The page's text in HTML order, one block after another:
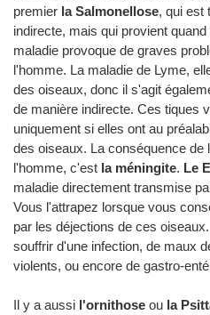
premier la Salmonellose, qui est
indirecte, mais qui provient
maladie provoque de graves
l'homme. La maladie de Lyme,
des oiseaux, donc il s'agit
de manière indirecte. Ces tiques
uniquement si elles ont au
des oiseaux. La conséquence de
l'homme, c'est la méningite. Le
maladie directement transmise
Vous l'attrapez lorsque vous
par les déjections de ces
souffrir d'une infection, de maux
violents, ou encore de gastro-
Il y a aussi l'ornithose ou la